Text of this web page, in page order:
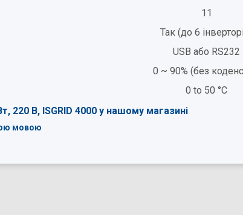
11
Так (до 6
USB або RS232
0 ~ 90% (без
0 to 50 °C
220 В, ISGRID 4000 у нашому магазині
мовою